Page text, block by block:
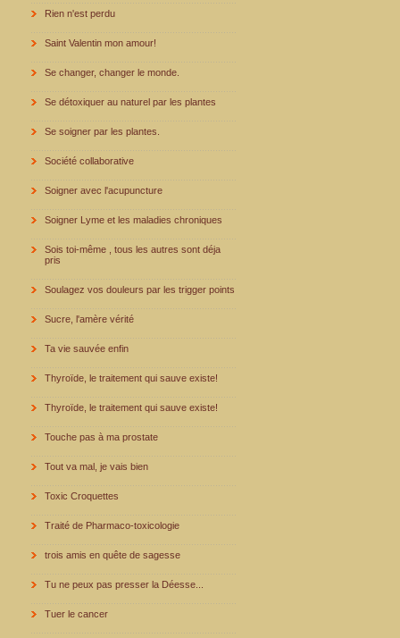
Rien n'est perdu
Saint Valentin mon amour!
Se changer, changer le monde.
Se détoxiquer au naturel par les plantes
Se soigner par les plantes.
Société collaborative
Soigner avec l'acupuncture
Soigner Lyme et les maladies chroniques
Sois toi-même , tous les autres sont déja
pris
Soulagez vos douleurs par les trigger points
Sucre, l'amère vérité
Ta vie sauvée enfin
Thyroïde, le traitement qui sauve existe!
Thyroïde, le traitement qui sauve existe!
Touche pas à ma prostate
Tout va mal, je vais bien
Toxic Croquettes
Traité de Pharmaco-toxicologie
trois amis en quête de sagesse
Tu ne peux pas presser la Déesse...
Tuer le cancer